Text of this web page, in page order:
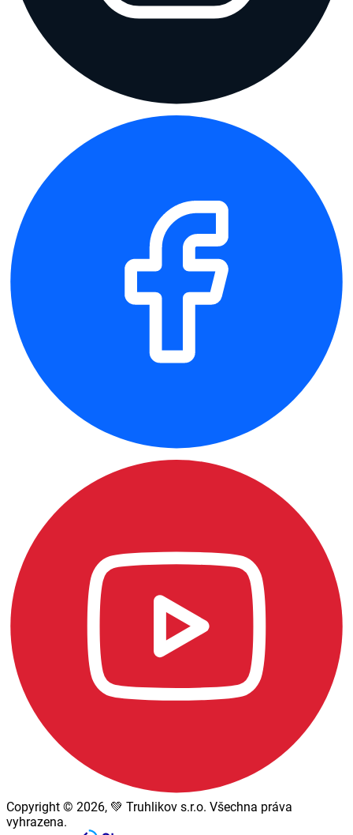
Copyright © 2026, 💚 Truhlikov s.r.o. Všechna práva
vyhrazena.